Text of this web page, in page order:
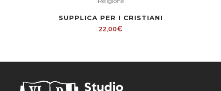
SUPPLICA PER I CRISTIANI
22,00€